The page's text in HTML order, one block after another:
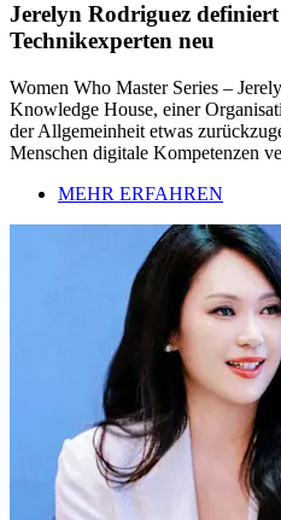
Jerelyn Rodriguez
Technikexperten neu
Women Who Master Series –
Knowledge House, einer
der Allgemeinheit etwas
Menschen digitale Kompetenzen
MEHR ERFAHREN